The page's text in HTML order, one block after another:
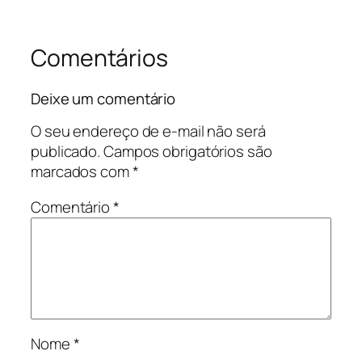
Comentários
Deixe um comentário
O seu endereço de e-mail não será
publicado.Campos obrigatórios são
marcados com*
Comentário*
Nome*